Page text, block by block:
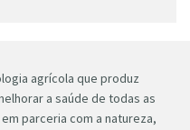
agrícola que produz
a saúde de todas as
parceria com a natureza,